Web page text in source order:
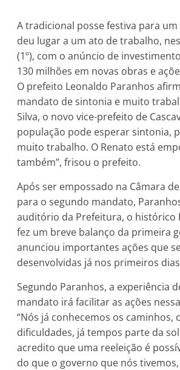
A tradicional posse festiva para
deu lugar a um ato de trabalho,
(1º), com o anúncio de
130 milhões em novas obras e
O prefeito Leonaldo Paranhos
mandato de sintonia e muito
Silva, o novo vice-prefeito de
população pode esperar sintonia,
muito trabalho. O Renato está
também”, frisou o prefeito.
Após ser empossado na Câmara
para o segundo mandato,
auditório da Prefeitura, o histórico
fez um breve balanço da primeira
anunciou importantes ações que
desenvolvidas já nos primeiros
Segundo Paranhos, a experiência
mandato irá facilitar as ações
“Nós já conhecemos os caminhos,
dificuldades, já tempos parte da
acredito que uma reeleição é
do que o governo que nós